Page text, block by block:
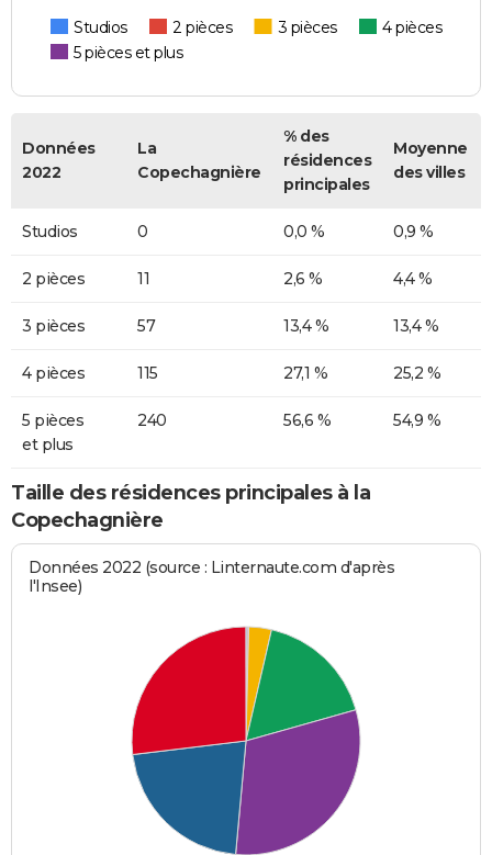
Studios 2 pièces 3 pièces
4 pièces
5 pièces et plus
Données
2022
La
Copechagnière
% des
résidences
principales
Moyenne
des villes
Studios 0 0,0 % 0,9 %
2 pièces 11 2,6 % 4,4 %
3 pièces 57 13,4 % 13,4 %
4 pièces 115 27,1 % 25,2 %
5 pièces
et plus
240 56,6 % 54,9 %
Taille des résidences principales à la
Copechagnière
Données 2022 (source : Linternaute.com d'après
l'Insee)